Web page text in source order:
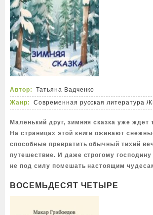
Автор:
Татьяна Вадченко
Жанр:
Современная русская литература /
Маленький друг, зимняя сказка уже ждет
На страницах этой книги оживают
способные превратить обычный тихий
путешествие. И даже строгому господину
не под силу помешать настоящим
ВОСЕМЬДЕСЯТ ЧЕТЫРЕ